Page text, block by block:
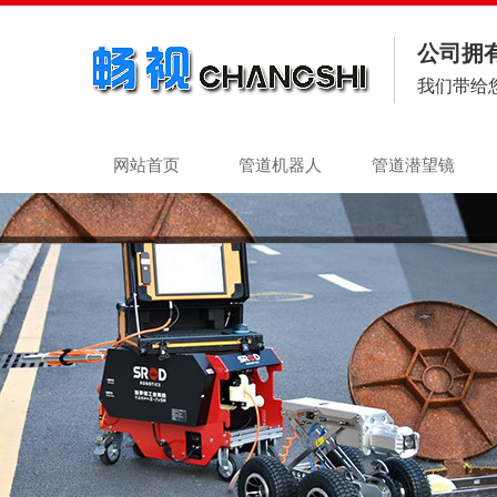
公司拥
我们带给
网站首页 管道机器人 管道潜望镜